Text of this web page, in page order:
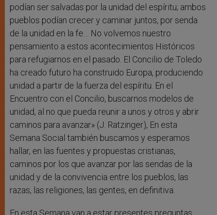
podían ser salvadas por la unidad del espíritu; ambos
pueblos podían crecer y caminar juntos, por senda
de la unidad en la fe… No volvemos nuestro
pensamiento a estos acontecimientos Históricos
para refugiarnos en el pasado. El Concilio de Toledo
ha creado futuro ha construido Europa, produciendo
unidad a partir de la fuerza del espíritu. En el
Encuentro con el Concilio, buscarnos modelos de
unidad, al no que pueda reunir a unos y otros y abrir
caminos para avanzar» (J. Ratzinger), En esta
Semana Social también buscamos y esperamos
hallar, en las fuentes y propuestas cristianas,
caminos por los que avanzar por las sendas de la
unidad y de la convivencia entre los pueblos, las
razas, las religiones, las gentes, en definitiva.
En esta Semana van a estar presentes preguntas